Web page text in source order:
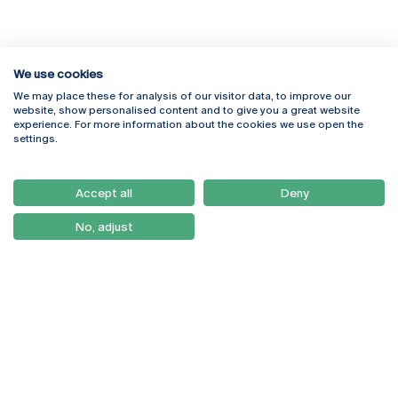
Rua Diogo Botelho 1327
4169-005 Porto
+351 226 196 240
Campus Online
Webmail
Como Chegar
Newsletter
We use cookies
We may place these for analysis of our visitor data, to improve our
website, show personalised content and to give you a great website
experience. For more information about the cookies we use open the
settings.
Accept all Deny
No, adjust